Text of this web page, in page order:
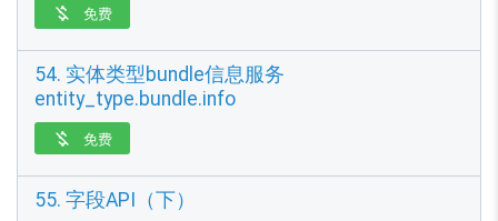
 免费
54. 实体类型bundle信息服务
entity_type.bundle.info
 免费
55. 字段API（下）